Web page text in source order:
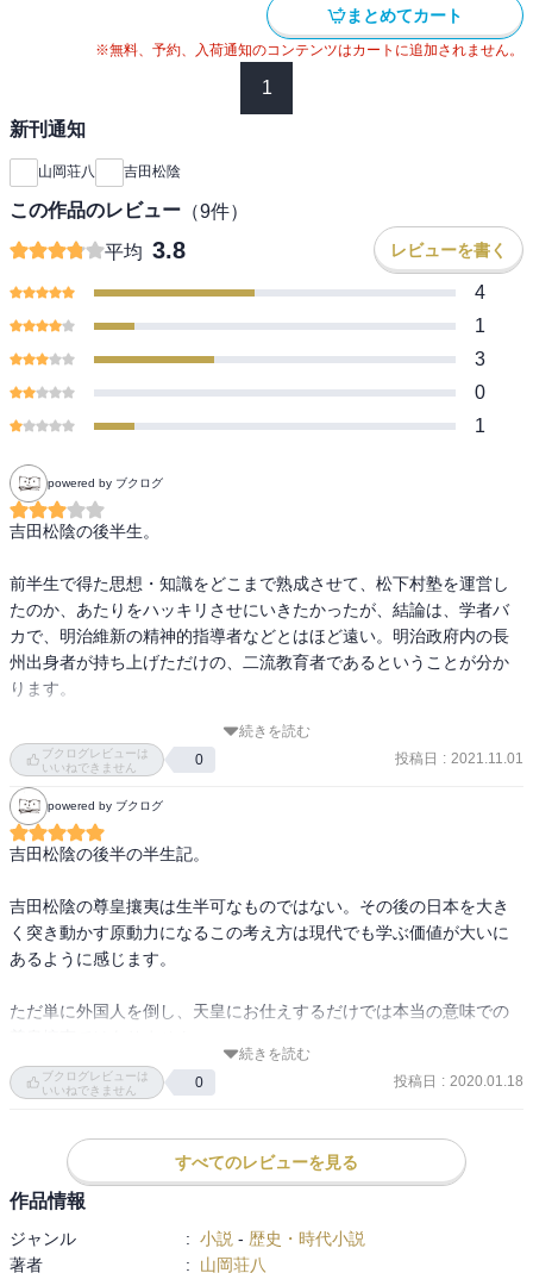
まとめてカート
※無料、予約、入荷通知のコンテンツはカートに追加されません。
1
新刊通知
山岡荘八 吉田松陰
この作品のレビュー （9件）
平均 3.8 レビューを書く
4
1
3
0
1
powered by ブクログ
吉田松陰の後半生。
前半生で得た思想・知識をどこまで熟成させて、松下村塾を運営し
たのか、あたりをハッキリさせにいきたかったが、結論は、学者バ
カで、明治維新の精神的指導者などとはほど遠い。明治政府内の長
州出身者が持ち上げただけの、二流教育者であるということが分か
ります。
なぜなら、吉田松陰は、
理屈では動かぬ現実に腹を立てているし、
日本を想うといって、暴力革命（討幕）に教え子を導いたのだとす
ると、
て言えましょうか。
最後に、幕府に収攬されるとき、「孟子の教えを試してみたい」と
うものです。
続きを読む
ブクログレビューは
いいねできません
0 投稿日 : 2021.11.01
powered by ブクログ
吉田松陰の後半の半生記。
吉田松陰の尊皇攘夷は生半可なものではない。その後の日本を大き
く突き動かす原動力になるこの考え方は現代でも学ぶ価値が大いに
あるように感じます。
ただ単に外国人を倒し、天皇にお仕えするだけでは本当の意味での
“日本の日本たる所以は、一君万民の理想顕現の中にしかない。この
ではないか。”
※本著より引用
ローバル化した現代、日本人が日本人たる所以はどこにあるのか、
続きを読む
ブクログレビューは
いいねできません
0 投稿日 : 2020.01.18
すべてのレビューを見る
作品情報
ジャンル : 小説 - 歴史・時代小説
著者
: 山岡荘八